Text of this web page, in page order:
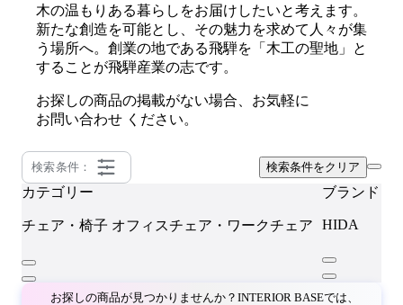
木の温もりある暮らしをお届けしたいと考えます。
新たな創造を可能とし、その魅力を求めて人々が集
う場所へ。創業の地である飛騨を「木工の聖地」と
することが飛騨産業の志です。
お探しの商品の掲載がない場合、お気軽に
お問い合わせ ください。
検索条件： 検索条件をクリア
カテゴリー
チェア・椅子 オフィスチェア・ワークチェア
ブランド
HIDA
お探しの商品が見つかりませんか？INTERIOR BASEでは、